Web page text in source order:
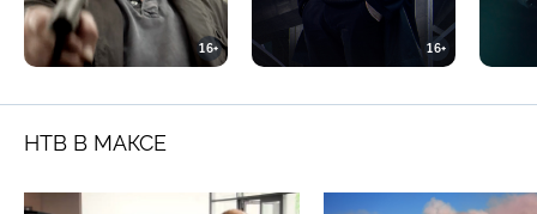
16+ 16+
НТВ В МАКСЕ